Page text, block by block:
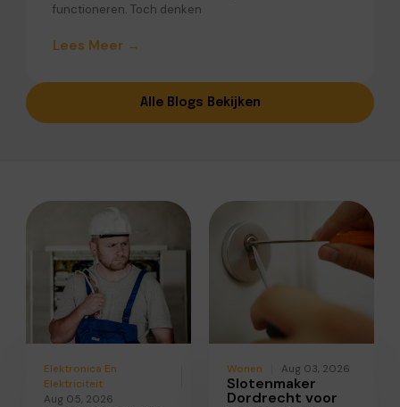
functioneren. Toch denken
Lees Meer →
Alle Blogs Bekijken
Elektronica En
Elektriciteit
Aug 05, 2026
Wonen Aug 03, 2026
Slotenmaker
Dordrecht voor